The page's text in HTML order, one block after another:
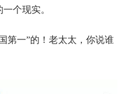
个现实。
第一”的！老太太，你说谁